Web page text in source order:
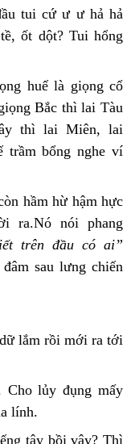
tui cứ ư ư hả hả
ốt dột? Tui hổng
huế là giọng cổ
Bắc thì lai Tàu
thì lai Miên, lai
bổng nghe ví
hầm hừ hậm hực
ra.Nó nói phang
trên đầu có ai”
sau lưng chiến
lắm rồi mới ra tới
lủy đụng mấy
lính.
tây bồi vậy? Thì